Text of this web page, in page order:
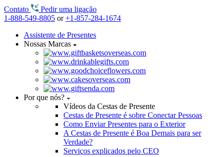
Contato
Pedir uma ligação
1-888-549-8805 or+1-857-284-1674
Assistente de Presentes
Nossas Marcas
Por que nós?
Vídeos da Cestas de Presente
Cestas de Presente é sobre Conectar Pessoas
Como Enviar Presentes para o Exterior
A Cestas de Presente é Boa Demais para ser
Verdade?
Serviços explicados pelo CEO